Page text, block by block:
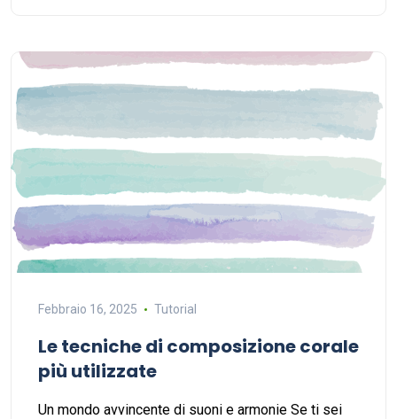
Febbraio 16, 2025 Tutorial
Le tecniche di composizione corale
più utilizzate
Un mondo avvincente di suoni e armonie Se ti sei